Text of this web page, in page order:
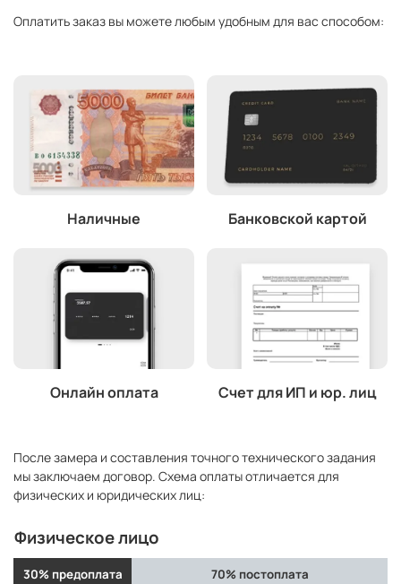
Оплатить заказ вы можете любым удобным для вас способом:
Наличные Банковской картой
Онлайн оплата Счет для ИП и юр. лиц
После замера и составления точного технического задания
мы заключаем договор. Схема оплаты отличается для
физических и юридических лиц:
Физическое лицо
30% предоплата 70% постоплата